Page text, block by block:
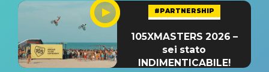
#PARTNERSHIP
105XMASTERS 2026 –
sei stato
INDIMENTICABILE!